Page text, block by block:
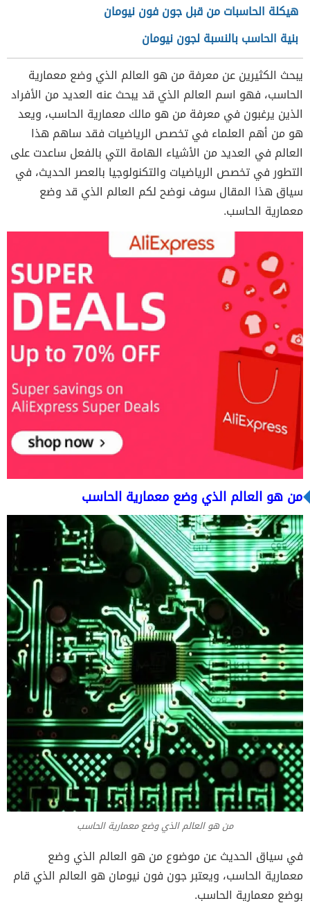
هيكلة الحاسبات من قبل جون فون نيومان
بنية الحاسب بالنسبة لجون نيومان
يبحث الكثيرين عن معرفة من هو العالم الذي وضع معمارية
الحاسب، فهو اسم العالم الذي قد يبحث عنه العديد من الأفراد
الذين يرغبون في معرفة من هو مالك معمارية الحاسب، ويعد
هو من أهم العلماء في تخصص الرياضيات فقد ساهم هذا
العالم في العديد من الأشياء الهامة التي بالفعل ساعدت على
التطور في تخصص الرياضيات والتكنولوجيا بالعصر الحديث، في
سياق هذا المقال سوف نوضح لكم العالم الذي قد وضع
معمارية الحاسب.
من هو العالم الذي وضع معمارية الحاسب
من هو العالم الذي وضع معمارية الحاسب
في سياق الحديث عن موضوع من هو العالم الذي وضع
معمارية الحاسب، ويعتبر جون فون نيومان هو العالم الذي قام
بوضع معمارية الحاسب.